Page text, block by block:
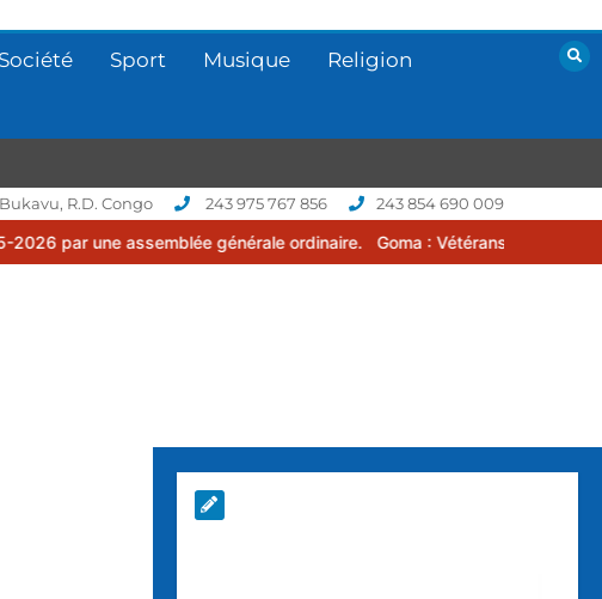
Société Sport Musique Religion
Bukavu, R.D. Congo 243 975 767 856 243 854 690 009
assemblée générale ordinaire. Goma : Vétérans Cup 2026 -2027, une